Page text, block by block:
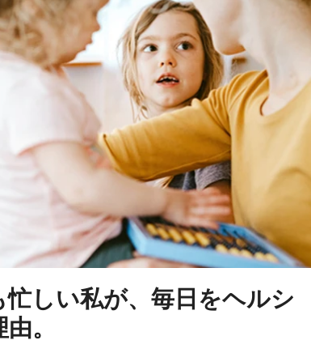
しい私が、毎日をヘルシ
。